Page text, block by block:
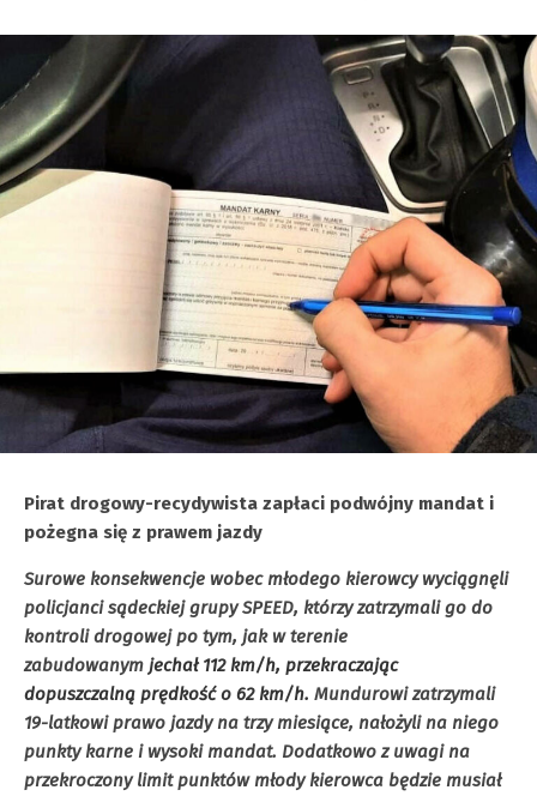
Pirat drogowy-recydywista zapłaci podwójny mandat i
pożegna się z prawem jazdy
Surowe konsekwencje wobec młodego kierowcy wyciągnęli
policjanci sądeckiej grupy SPEED, którzy zatrzymali go do
kontroli drogowej po tym, jak w terenie
zabudowanym jechał 112 km/h, przekraczając
dopuszczalną prędkość o 62 km/h. Mundurowi zatrzymali
19-latkowi prawo jazdy na trzy miesiące, nałożyli na niego
punkty karne i wysoki mandat. Dodatkowo z uwagi na
przekroczony limit punktów młody kierowca będzie musiał